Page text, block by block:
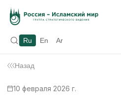
Ru En Ar
Назад
10 февраля 2026 г.